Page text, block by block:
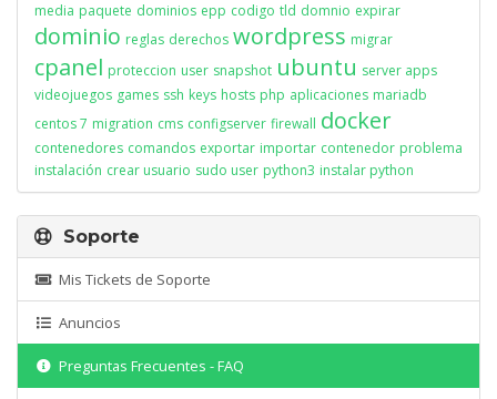
media paquete dominios epp codigo tld domnio expirar
dominio reglas derechos wordpress migrar
cpanel proteccion user snapshot ubuntu server apps
videojuegos games ssh keys hosts php aplicaciones mariadb
centos 7 migration cms configserver firewall docker
contenedores comandos exportar importar contenedor problema
instalación crear usuario sudo user python3 instalar python
Soporte
Mis Tickets de Soporte
Anuncios
Preguntas Frecuentes - FAQ